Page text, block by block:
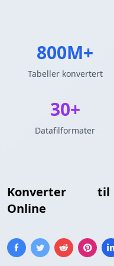
Konverter til
Online
800M+
Tabeller konvertert
30+
Datafilformater